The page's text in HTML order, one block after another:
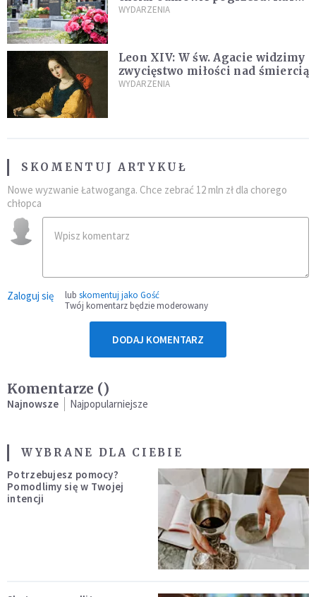
zapowiada wyjaśnienia
WYDARZENIA
Leon XIV: W św. Agacie widzimy
zwycięstwo miłości nad śmiercią
WYDARZENIA
SKOMENTUJ ARTYKUŁ
Nowe wyzwanie Łatwoganga. Chce zebrać 12 mln zł dla chorego
chłopca
Zaloguj się lub skomentuj jako Gość
Twój komentarz będzie moderowany
DODAJ KOMENTARZ
Komentarze ()
Najnowsze Najpopularniejsze
WYBRANE DLA CIEBIE
Potrzebujesz pomocy?
Pomodlimy się w Twojej
intencji